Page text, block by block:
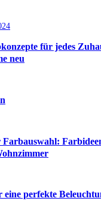
für jedes
neu
perfekte